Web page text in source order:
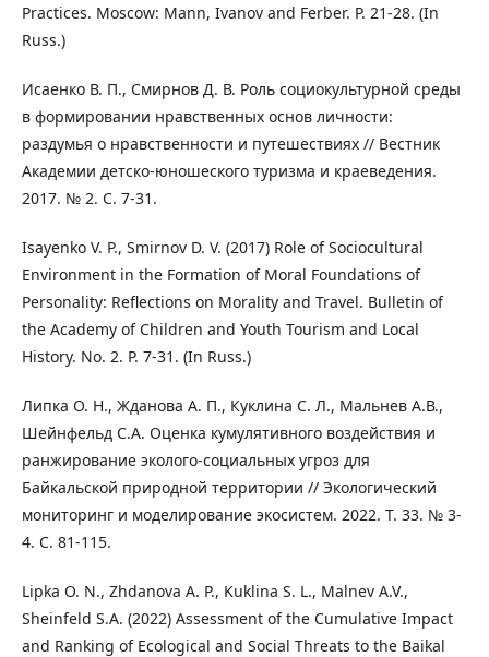
Practices. Moscow: Mann, Ivanov and Ferber. P. 21-28. (In
Russ.)
Исаенко В. П., Смирнов Д. В. Роль социокультурной среды
в формировании нравственных основ личности:
раздумья о нравственности и путешествиях // Вестник
Академии детско-юношеского туризма и краеведения.
2017. № 2. С. 7-31.
Isayenko V. P., Smirnov D. V. (2017) Role of Sociocultural
Environment in the Formation of Moral Foundations of
Personality: Reflections on Morality and Travel. Bulletin of
the Academy of Children and Youth Tourism and Local
History. No. 2. P. 7-31. (In Russ.)
Липка О. Н., Жданова А. П., Куклина С. Л., Мальнев А.В.,
Шейнфельд С.А. Оценка кумулятивного воздействия и
ранжирование эколого-социальных угроз для
Байкальской природной территории // Экологический
мониторинг и моделирование экосистем. 2022. Т. 33. № 3-
4. С. 81-115.
Lipka O. N., Zhdanova A. P., Kuklina S. L., Malnev A.V.,
Sheinfeld S.A. (2022) Assessment of the Cumulative Impact
and Ranking of Ecological and Social Threats to the Baikal